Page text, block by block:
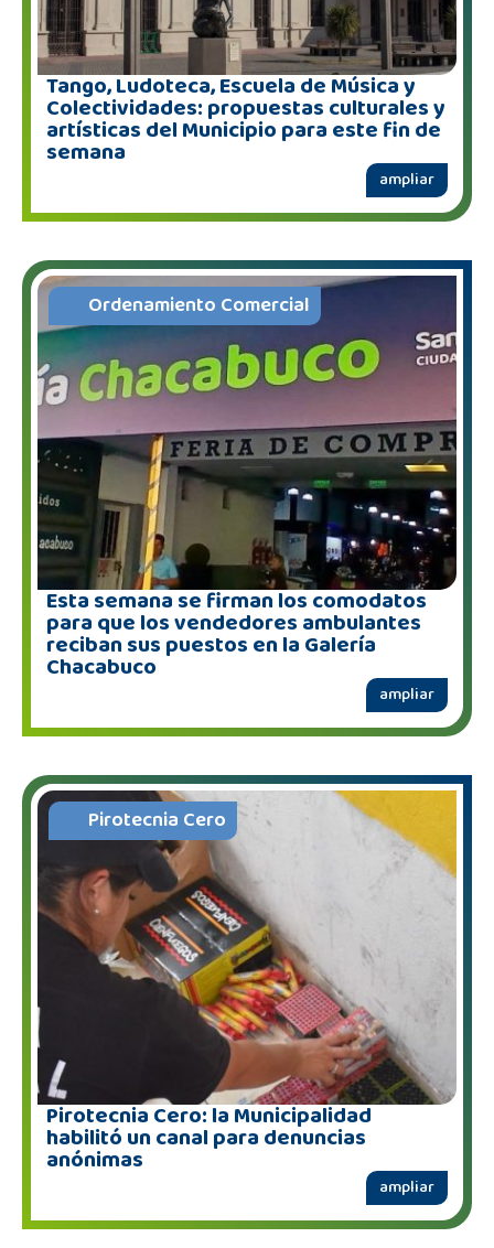
Tango, Ludoteca, Escuela de Música y
Colectividades: propuestas culturales y
artísticas del Municipio para este fin de
semana
ampliar
Ordenamiento Comercial
Esta semana se firman los comodatos
para que los vendedores ambulantes
reciban sus puestos en la Galería
Chacabuco
ampliar
Pirotecnia Cero
Pirotecnia Cero: la Municipalidad
habilitó un canal para denuncias
anónimas
ampliar